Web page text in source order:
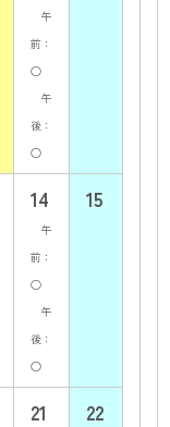
午
前：
○
午
後：
○
14
午
前：
○
午
後：
○
15
21 22